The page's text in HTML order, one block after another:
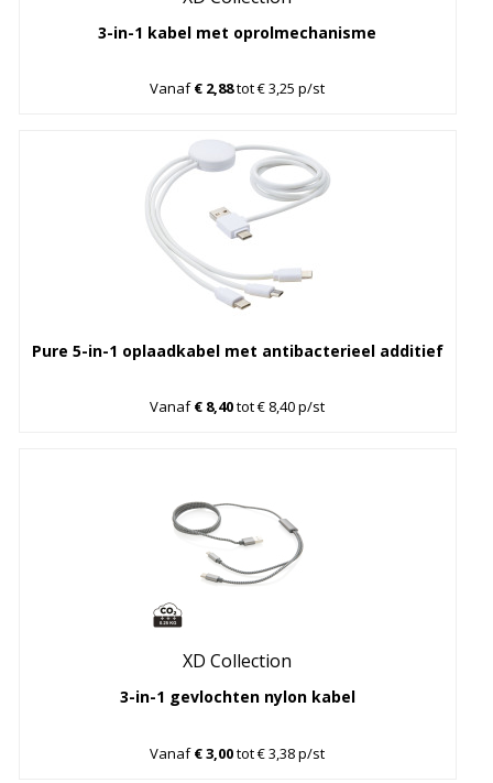
3-in-1 kabel met oprolmechanisme
Vanaf€ 2,88tot € 3,25 p/st
Pure 5-in-1 oplaadkabel met antibacterieel additief
Vanaf€ 8,40tot € 8,40 p/st
XD Collection
3-in-1 gevlochten nylon kabel
Vanaf€ 3,00tot € 3,38 p/st